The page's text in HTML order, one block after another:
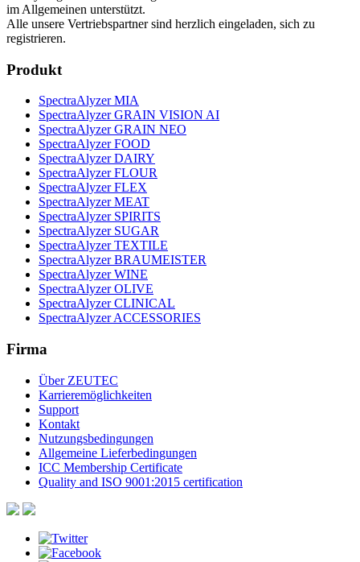
im Allgemeinen unterstützt.
Alle unsere Vertriebspartner sind herzlich eingeladen, sich zu
registrieren.
Produkt
SpectraAlyzer MIA
SpectraAlyzer GRAIN VISION AI
SpectraAlyzer GRAIN NEO
SpectraAlyzer FOOD
SpectraAlyzer DAIRY
SpectraAlyzer FLOUR
SpectraAlyzer FLEX
SpectraAlyzer MEAT
SpectraAlyzer SPIRITS
SpectraAlyzer SUGAR
SpectraAlyzer TEXTILE
SpectraAlyzer BRAUMEISTER
SpectraAlyzer WINE
SpectraAlyzer OLIVE
SpectraAlyzer CLINICAL
SpectraAlyzer ACCESSORIES
Firma
Über ZEUTEC
Karrieremöglichkeiten
Support
Kontakt
Nutzungsbedingungen
Allgemeine Lieferbedingungen
ICC Membership Certificate
Quality and ISO 9001:2015 certification